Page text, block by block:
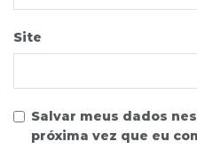
Site
Salvar meus dados
próxima vez que eu